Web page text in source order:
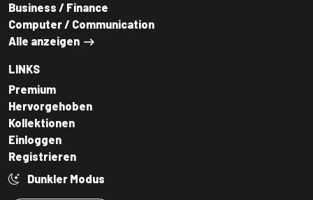
Business / Finance
Computer / Communication
Alle anzeigen
LINKS
Premium
Hervorgehoben
Kollektionen
Einloggen
Registrieren
Dunkler Modus